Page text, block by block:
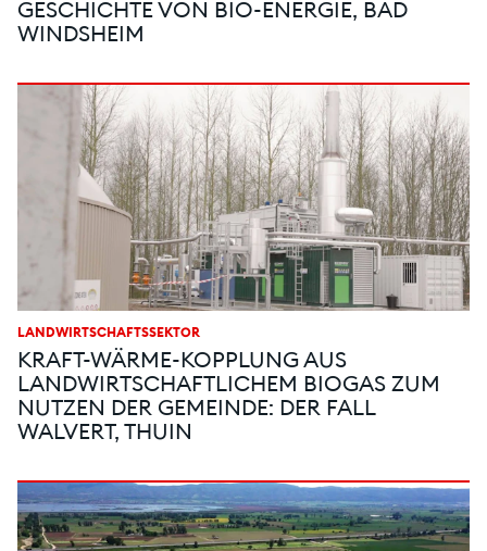
GESCHICHTE VON BIO-ENERGIE, BAD
WINDSHEIM
LANDWIRTSCHAFTSSEKTOR
KRAFT-WÄRME-KOPPLUNG AUS
LANDWIRTSCHAFTLICHEM BIOGAS ZUM
NUTZEN DER GEMEINDE: DER FALL
WALVERT, THUIN